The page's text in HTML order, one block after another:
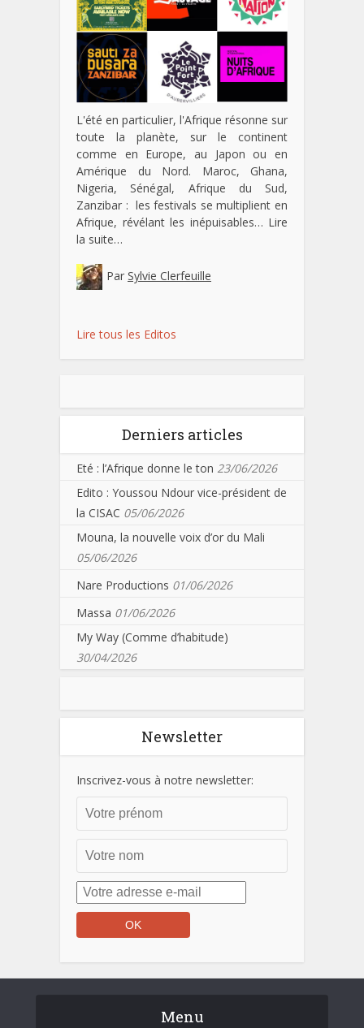
L'été en particulier, l'Afrique résonne sur
toute la planète, sur le continent
comme en Europe, au Japon ou en
Amérique du Nord. Maroc, Ghana,
Nigeria, Sénégal, Afrique du Sud,
Zanzibar : les festivals se multiplient en
Afrique, révélant les inépuisables… Lire
la suite…
Par Sylvie Clerfeuille
Lire tous les Editos
Derniers articles
Eté : l’Afrique donne le ton 23/06/2026
Edito : Youssou Ndour vice-président de
la CISAC 05/06/2026
Mouna, la nouvelle voix d’or du Mali
05/06/2026
Nare Productions 01/06/2026
Massa 01/06/2026
My Way (Comme d’habitude)
30/04/2026
Newsletter
Inscrivez-vous à notre newsletter:
Menu